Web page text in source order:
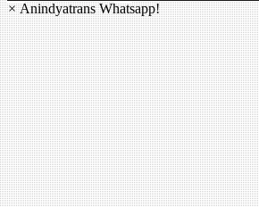
×Anindyatrans Whatsapp!